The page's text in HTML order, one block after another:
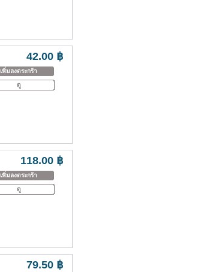
42.00 ฿
เพิ่มลงตระกร้า
ดู
118.00 ฿
เพิ่มลงตระกร้า
ดู
79.50 ฿